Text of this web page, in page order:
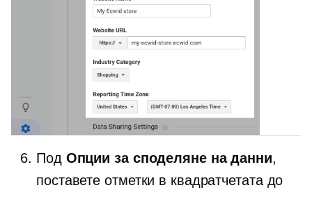
Под Опции за споделяне на данни,
поставете отметки в квадратчетата до